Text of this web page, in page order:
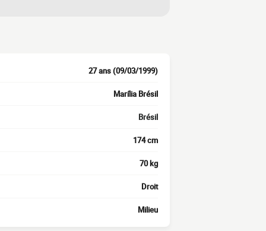
27 ans (09/03/1999)
Marília Brésil
Brésil
174 cm
70 kg
Droit
Milieu